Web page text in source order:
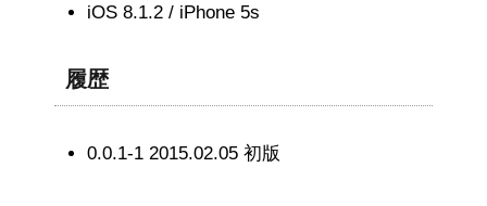
iOS 8.1.2 / iPhone 5s
履歴
0.0.1-1 2015.02.05 初版